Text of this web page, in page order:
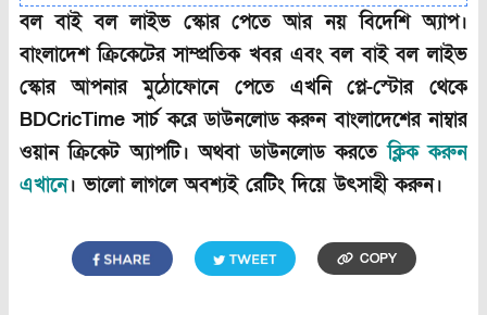
বল বাই বল লাইভ স্কোর পেতে আর নয় বিদেশি অ্যাপ।
বাংলাদেশ ক্রিকেটের সাম্প্রতিক খবর এবং বল বাই বল লাইভ
স্কোর আপনার মুঠোফোনে পেতে এখনি প্লে-স্টোর থেকে
BDCricTime সার্চ করে ডাউনলোড করুন বাংলাদেশের নাম্বার
ওয়ান ক্রিকেট অ্যাপটি। অথবা ডাউনলোড করতেক্লিক করুন
এখানে। ভালো লাগলে অবশ্যই রেটিং দিয়ে উৎসাহী করুন।
COPY